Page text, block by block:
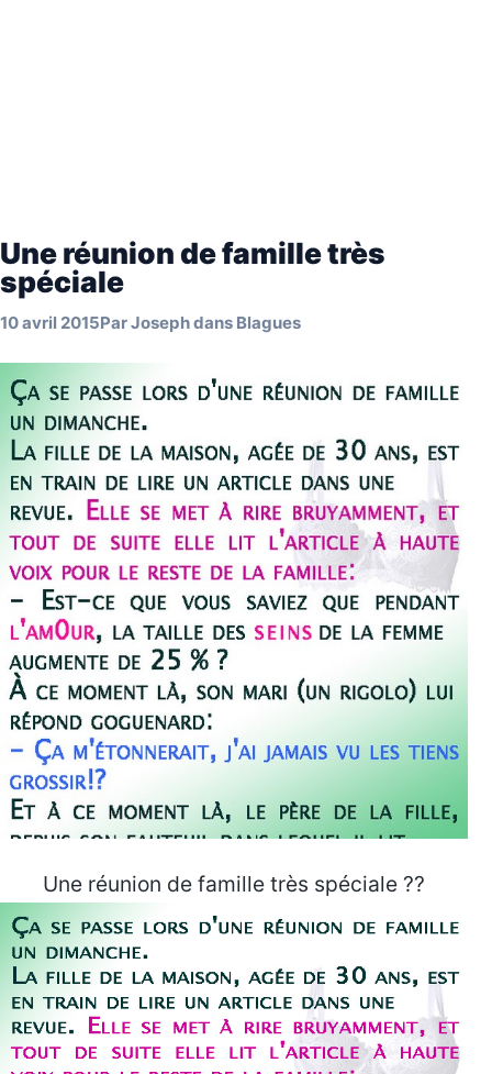
Une réunion de famille très
spéciale
10 avril 2015ParJosephdans Blagues
Une réunion de famille très spéciale ??